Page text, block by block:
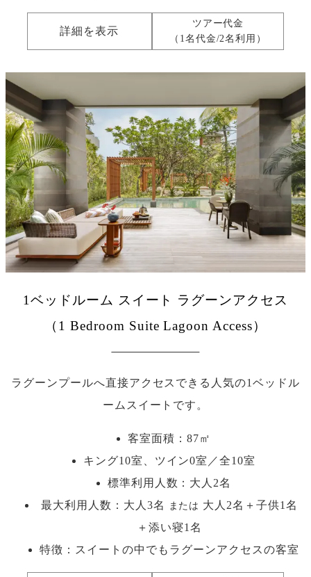
詳細を表示
ツアー代金
（1名代金/2名利用）
1ベッドルーム スイート ラグーンアクセス
（1 Bedroom Suite Lagoon Access）
ラグーンプールへ直接アクセスできる人気の1ベッドル
ームスイートです。
客室面積：87㎡
キング10室、ツイン0室／全10室
標準利用人数： 大人2名
最大利用人数： 大人3名 または 大人2名＋子供1名
＋添い寝1名
特徴：スイートの中でもラグーンアクセスの客室